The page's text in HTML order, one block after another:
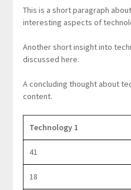
This is a short paragraph
interesting aspects of
Another short insight into
discussed here.
A concluding thought about
content.
Technology 1
41
18